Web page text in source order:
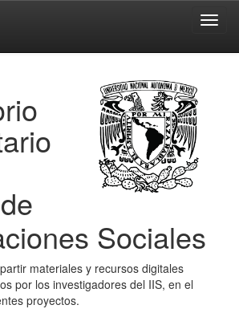
Sociales
materiales y recursos digitales
por los investigadores del IIS, en el
proyectos.